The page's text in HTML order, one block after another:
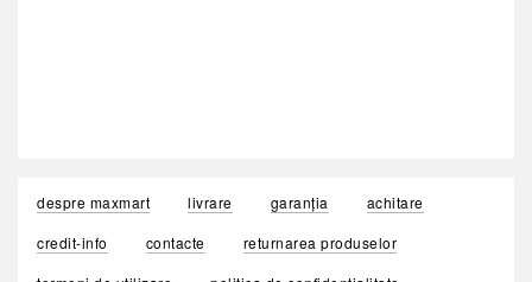
despre maxmart livrare garanția
achitare
credit-info
contacte
returnarea produselor